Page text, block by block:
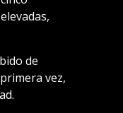
de
vez,